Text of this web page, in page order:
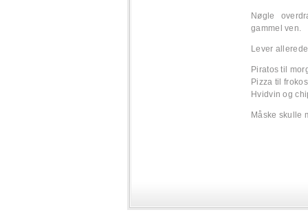
Nøgle
gammel ven.
Lever
Piratos til
Pizza til
Hvidvin og
Måske skulle